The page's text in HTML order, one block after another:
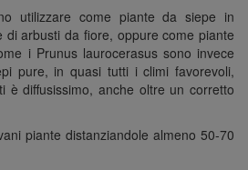
utilizzare come piante da siepe in
di arbusti da fiore, oppure come piante
i Prunus laurocerasus sono invece
pure, in quasi tutti i climi favorevoli,
è diffusissimo, anche oltre un corretto
piante distanziandole almeno 50-70